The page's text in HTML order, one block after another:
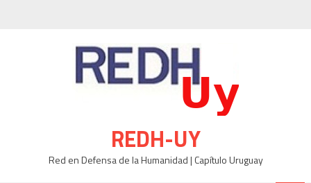
REDH-UY
Red en Defensa de la Humanidad | Capítulo Uruguay